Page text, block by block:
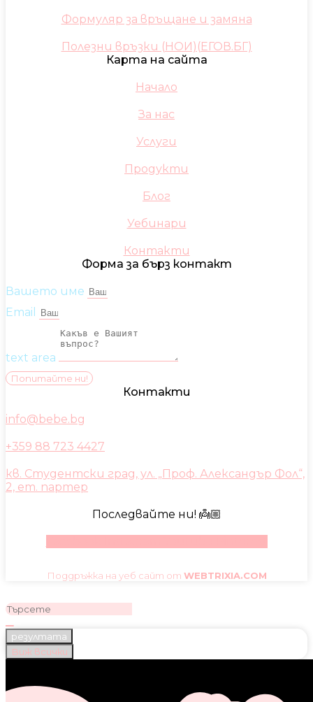
Формуляр за връщане и замяна
Полезни връзки (НОИ)(ЕГОВ.БГ)
Карта на сайта
Начало
За нас
Услуги
Продукти
Блог
Уебинари
Контакти
Форма за бърз контакт
Вашето име
Email
text area
Попитайте ни!
Контакти
info@bebe.bg
+359 88 723 4427
кв. Студентски град, ул. „Проф. Александър Фол“,
2, ет. партер
Последвайте ни! 👼🏼
Поддръжка на уеб сайт от WEBTRIXIA.COM
резултата
Виж всички